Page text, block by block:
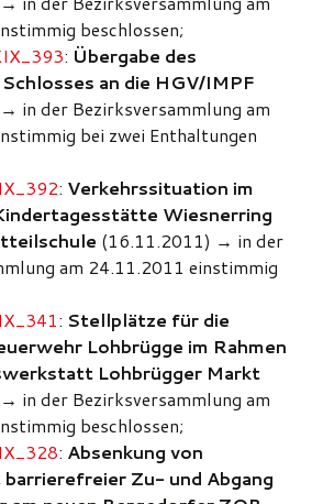
beschlossen;
: Übergabe des
an die HGV/IMPF
→ in der Bezirksversammlung am
bei zwei Enthaltungen
: Verkehrssituation im
Wiesnerring
(16.11.2011) → in der
am 24.11.2011 einstimmig
: Stellplätze für die
Lohbrügge im Rahmen
Lohbrügger Markt
→ in der Bezirksversammlung am
beschlossen;
: Absenkung von
Zu- und Abgang